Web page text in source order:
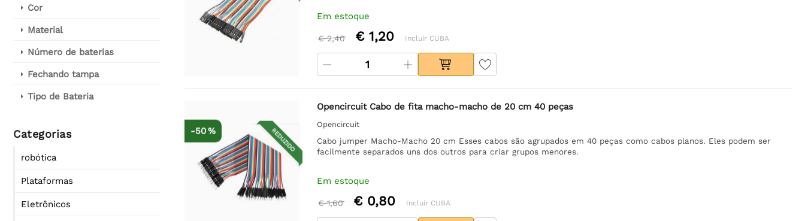
Cor
Material
Número de baterias
Fechando tampa
Tipo de Bateria
Categorias
robótica
Plataformas
Eletrônicos
Em estoque
€ 2,40 € 1,20 Incluir CUBA
REDUZIDO
-50 %
Opencircuit Cabo de fita macho-macho de 20 cm 40 peças
Opencircuit
Cabo jumper Macho-Macho 20 cm Esses cabos são agrupados em 40 peças como cabos planos. Eles podem ser
facilmente separados uns dos outros para criar grupos menores.
Em estoque
€ 1,60 € 0,80 Incluir CUBA